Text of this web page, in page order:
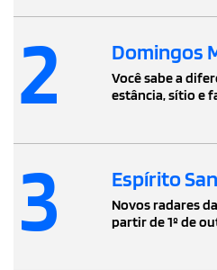
2 Domingos
Você sabe a
estância, sítio e
3 Espírito
Novos radares
partir de 1º de